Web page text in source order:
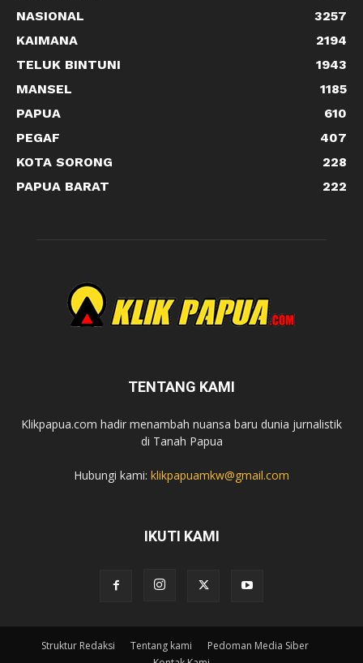
NASIONAL
3257
KAIMANA
2194
TELUK BINTUNI
1943
MANSEL
1185
PAPUA
610
PEGAF
407
KOTA SORONG
228
PAPUA BARAT
222
TENTANG KAMI
Klikpapua.com hadir menambah nuansa baru dunia jurnalistik
di Tanah Papua
Hubungi kami: klikpapuamkw@gmail.com
IKUTI KAMI
Struktur Redaksi Tentang kami
Pedoman Media Siber